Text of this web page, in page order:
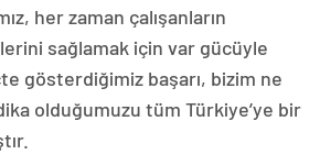
her zaman çalışanların
sağlamak için var gücüyle
gösterdiğimiz başarı, bizim ne
olduğumuzu tüm Türkiye’ye bir